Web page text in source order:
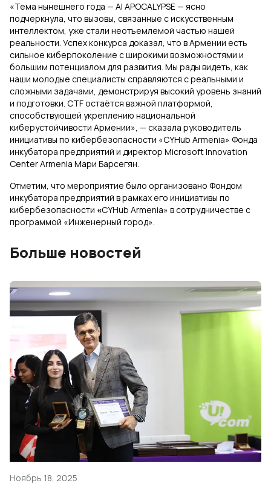
«Тема нынешнего года — AI APOCALYPSE— ясно
подчеркнула, что вызовы, связанные с искусственным
интеллектом, уже стали неотъемлемой частью нашей
реальности. Успех конкурса доказал, что в Армении есть
сильное киберпоколение с широкими возможностями и
большим потенциалом для развития. Мы рады видеть, как
наши молодые специалисты справляются с реальными и
сложными задачами, демонстрируя высокий уровень знаний
и подготовки. CTF остаётся важной платформой,
способствующей укреплению национальной
киберустойчивости Армении», — сказала руководитель
инициативы по кибербезопасности «CYHub Armenia» Фонда
инкубатора предприятий и директор Microsoft Innovation
Center Armenia Мари Барсегян.
Отметим, что мероприятие было организовано Фондом
инкубатора предприятий в рамках его инициативы по
кибербезопасности «CYHub Armenia» в сотрудничестве с
программой «Инженерный город».
Больше новостей
Ноябрь 18, 2025